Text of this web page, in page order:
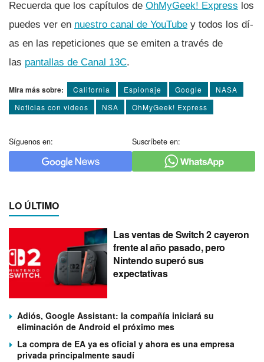
Recuerda que los capí­tulos de OhMyGeek! Express los
puedes ver en nuestro canal de YouTube y todos los dí­
as en las repeticiones que se emiten a través de
las pantallas de Canal 13C.
Mira más sobre: California Espionaje Google
NASA
Noticias con videos
NSA OhMyGeek! Express
Síguenos en: Suscríbete en:
LO ÚLTIMO
Las ventas de Switch 2 cayeron
frente al año pasado, pero
Nintendo superó sus
expectativas
Adiós, Google Assistant: la compañía iniciará su
eliminación de Android el próximo mes
La compra de EA ya es oficial y ahora es una empresa
privada principalmente saudí